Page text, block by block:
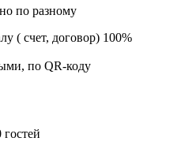
по разному
( счет, договор) 100%
по QR-коду